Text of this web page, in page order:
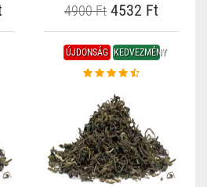
4900 Ft 4532 Ft
ÚJDONSÁG KEDVEZMÉNY